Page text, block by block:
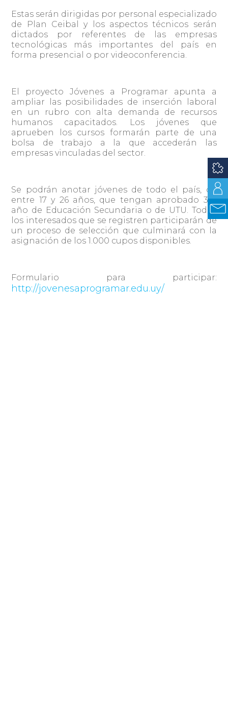
Estas serán dirigidas por personal especializado
de Plan Ceibal y los aspectos técnicos serán
dictados por referentes de las empresas
tecnológicas más importantes del país en
forma presencial o por videoconferencia.
El proyecto Jóvenes a Programar apunta a
ampliar las posibilidades de inserción laboral
en un rubro con alta demanda de recursos
humanos capacitados. Los jóvenes que
aprueben los cursos formarán parte de una
bolsa de trabajo a la que accederán las
empresas vinculadas del sector.
Se podrán anotar jóvenes de todo el país, de
entre 17 y 26 años, que tengan aprobado 3er
año de Educación Secundaria o de UTU. Todos
los interesados que se registren participarán de
un proceso de selección que culminará con la
asignación de los 1.000 cupos disponibles.
Formulario para participar:
http://jovenesaprogramar.edu.uy/